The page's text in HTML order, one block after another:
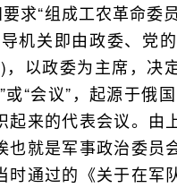
求“组成工农革命委
机关即由政委、党
以政委为主席，决
或“会议”，起源于俄
起来的代表会议。由
也就是军事政治委员
时通过的《关于在军